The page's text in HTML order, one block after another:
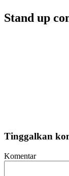
Stand up
Tinggalkan
Komentar